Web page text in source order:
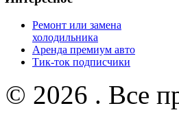
Ремонт или замена
холодильника
Аренда премиум авто
Тик-ток подписчики
© 2026 . Все